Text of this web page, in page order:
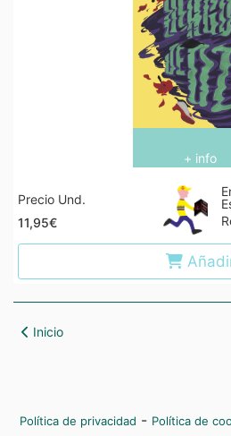
+ info
Precio Und.
11,95€
Inicio
Política de privacidad - Política de